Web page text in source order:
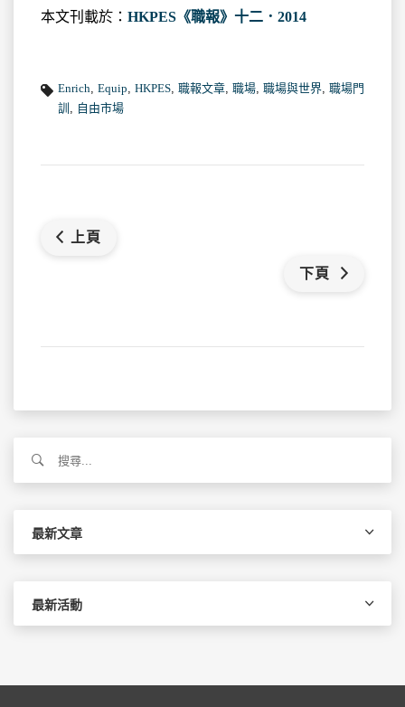
本文刊載於： HKPES《職報》十二．2014
Enrich, Equip, HKPES, 職報文章, 職場, 職場與世界, 職場門
訓 , 自由市場
上頁
下頁
關
最新文章
最新活動